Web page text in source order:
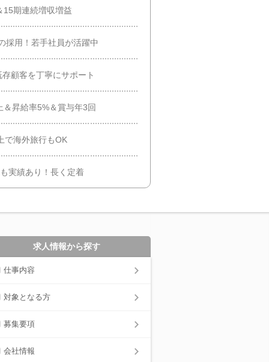
15期連続増収増益
採用！若手社員が活躍中
顧客を丁寧にサポート
昇給率5%＆賞与年3回
で海外旅行もOK
実績あり！長く定着
求人情報から探す
仕事内容
対象となる方
募集要項
会社情報